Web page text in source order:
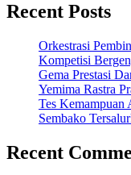
Recent Posts
Orkestrasi
Kompetisi
Gema Prestasi
Yemima Rastra
Tes
Sembako
Recent